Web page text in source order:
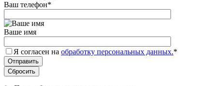
Ваш телефон*
Ваше имя
Я согласен на обработку персональных данных.*